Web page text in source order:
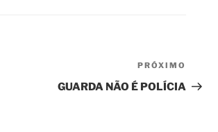
post
PRÓXIMO
GUARDA NÃO É POLÍCIA